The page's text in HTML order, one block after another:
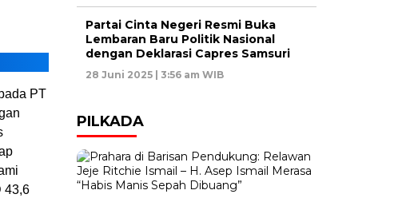
PT
43,6
Partai Cinta Negeri Resmi Buka
Lembaran Baru Politik Nasional
dengan Deklarasi Capres Samsuri
28 Juni 2025 | 3:56 am WIB
PILKADA